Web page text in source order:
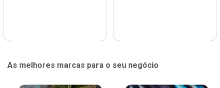
As melhores marcas para o seu negócio